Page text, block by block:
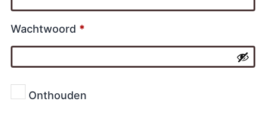
Wachtwoord *
Onthouden